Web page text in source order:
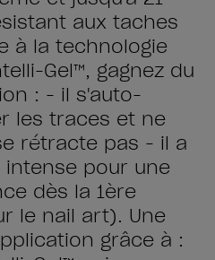
aux taches
à la technologie
Gel™, gagnez du
: - il s'auto-
les traces et ne
rétracte pas - il a
pour une
dès la 1ère
le nail art). Une
grâce à :